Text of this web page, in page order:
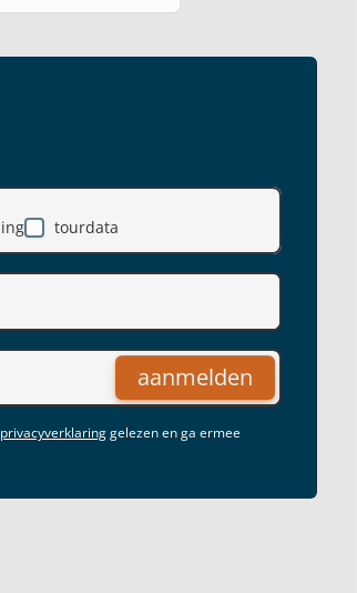
tourdata
aanmelden
privacyverklaringgelezen en ga ermee